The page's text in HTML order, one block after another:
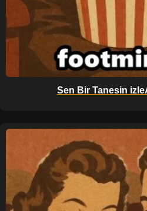
Sen Bir Tanesin